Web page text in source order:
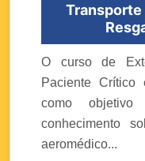
O curso de
Paciente Crítico
como
conhecimento
aeromédico...